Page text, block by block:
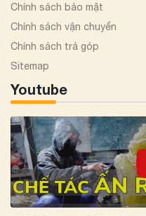
Chính sách bảo mật
Chính sách vận chuyển
Chính sách trả góp
Sitemap
Youtube